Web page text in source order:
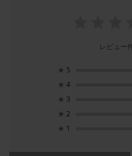
レビュー
★ 5
★ 4
★ 3
★ 2
★ 1